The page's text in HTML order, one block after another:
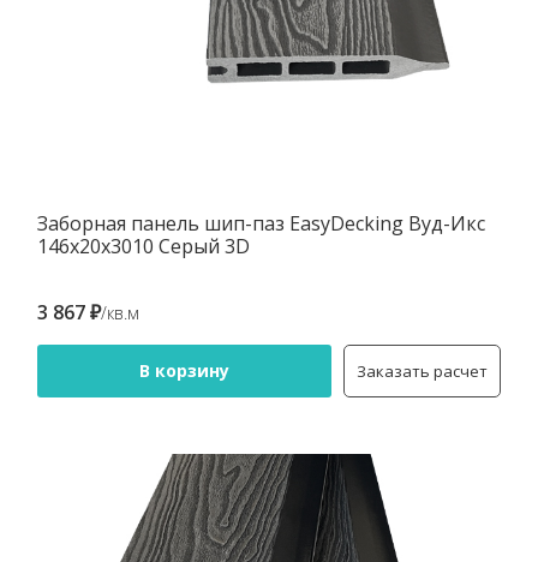
Заборная панель шип-паз EasyDecking Вуд-Икс
146х20х3010 Серый 3D
3 867 ₽/кв.м
В корзину Заказать расчет